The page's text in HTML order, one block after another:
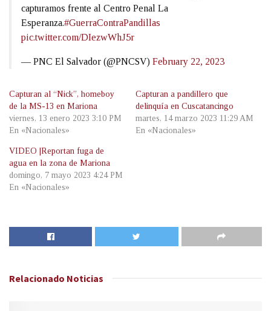
capturamos frente al Centro Penal La
Esperanza.#GuerraContraPandillas
pic.twitter.com/DIezwWhJ5r
— PNC El Salvador (@PNCSV) February 22, 2023
Capturan al “Nick”, homeboy
de la MS-13 en Mariona
viernes, 13 enero 2023 3:10 PM
En «Nacionales»
Capturan a pandillero que
delinquía en Cuscatancingo
martes, 14 marzo 2023 11:29 AM
En «Nacionales»
VIDEO |Reportan fuga de
agua en la zona de Mariona
domingo, 7 mayo 2023 4:24 PM
En «Nacionales»
Relacionado Noticias